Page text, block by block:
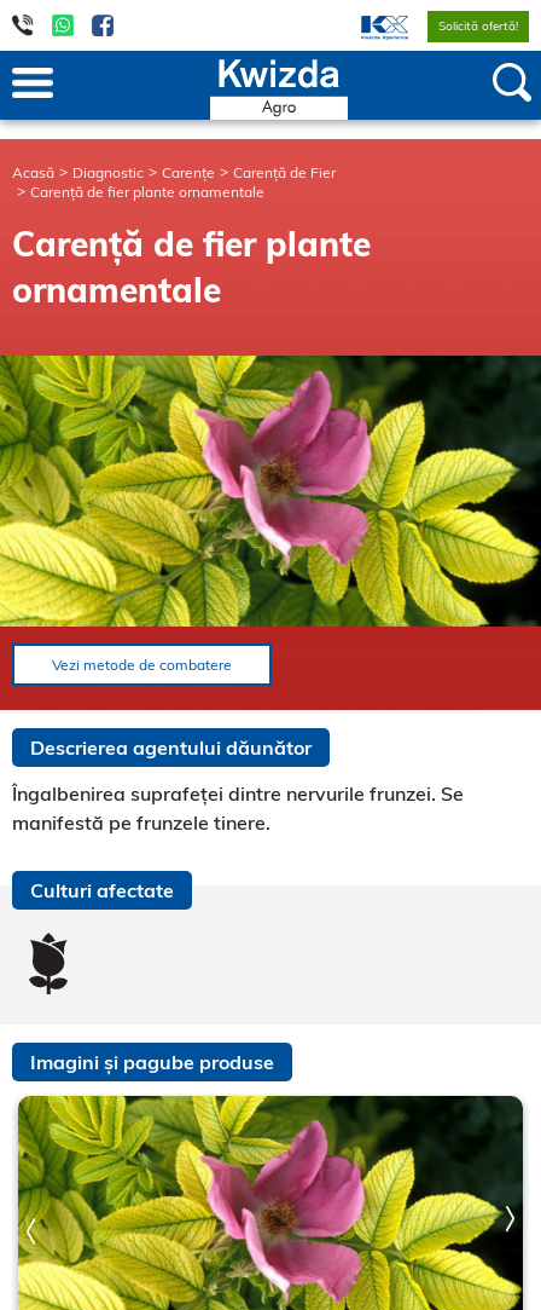
Solicită ofertă!
Acasă Diagnostic Carențe
Carență de Fier
Carență de fier plante ornamentale
Carență de fier plante
ornamentale
Vezi metode de combatere
Descrierea agentului dăunător
Îngalbenirea suprafeței dintre nervurile frunzei. Se
manifestă pe frunzele tinere.
Culturi afectate
Imagini și pagube produse